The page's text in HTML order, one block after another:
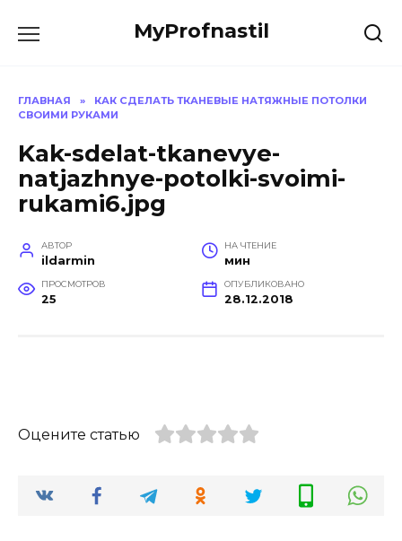
MyProfnastil
ГЛАВНАЯ »
КАК СДЕЛАТЬ ТКАНЕВЫЕ НАТЯЖНЫЕ ПОТОЛКИ
СВОИМИ РУКАМИ
Kak-sdelat-tkanevye-
natjazhnye-potolki-svoimi-
rukami6.jpg
АВТОР
ildarmin
НА ЧТЕНИЕ
мин
ПРОСМОТРОВ
25
ОПУБЛИКОВАНО
28.12.2018
Оцените статью